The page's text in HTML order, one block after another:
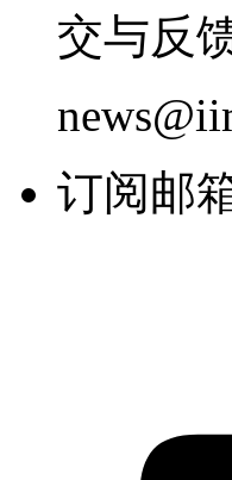
交与反
订阅邮